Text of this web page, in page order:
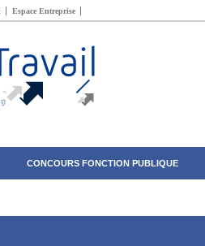
Espace Entreprise
CONCOURS FONCTION PUBLIQUE